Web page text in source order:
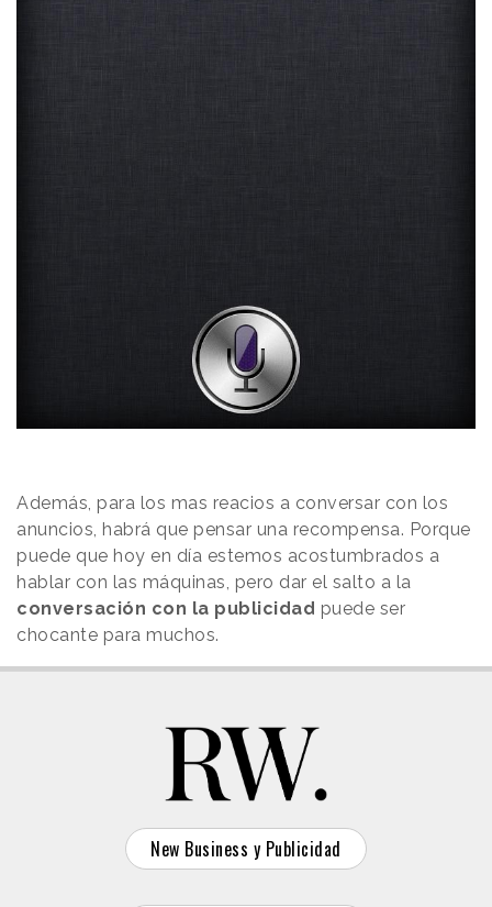
Además, para los mas reacios a conversar con los
anuncios, habrá que pensar una recompensa. Porque
puede que hoy en día estemos acostumbrados a
hablar con las máquinas, pero dar el salto a la
conversación con la publicidad puede ser
chocante para muchos.
New Business y Publicidad